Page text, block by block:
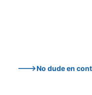
--->No dude en